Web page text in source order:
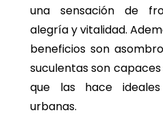
una sensación de
alegría y vitalidad.
beneficios son
suculentas son
que las hace
urbanas.